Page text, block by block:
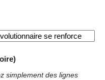
simplement des lignes